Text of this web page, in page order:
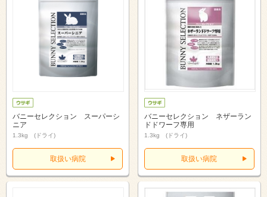
バニーセレクション スーパーシ
ニア
1.3kg (ドライ)
取扱い病院
バニーセレクション ネザーラン
ドドワーフ専用
1.3kg (ドライ)
取扱い病院